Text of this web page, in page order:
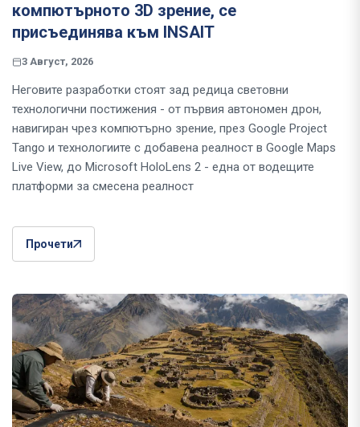
компютърното 3D зрение, се
присъединява към INSAIT
3 Август, 2026
Неговите разработки стоят зад редица световни
технологични постижения - от първия автономен дрон,
навигиран чрез компютърно зрение, през Google Project
Tango и технологиите с добавена реалност в Google Maps
Live View, до Microsoft HoloLens 2 - една от водещите
платформи за смесена реалност
Прочети